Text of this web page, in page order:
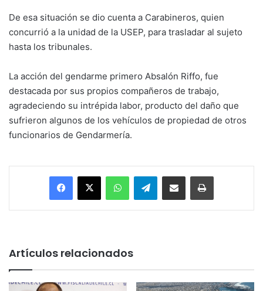
De esa situación se dio cuenta a Carabineros, quien
concurrió a la unidad de la USEP, para trasladar al sujeto
hasta los tribunales.
La acción del gendarme primero Absalón Riffo, fue
destacada por sus propios compañeros de trabajo,
agradeciendo su intrépida labor, producto del daño que
sufrieron algunos de los vehículos de propiedad de otros
funcionarios de Gendarmería.
Facebook
X WhatsAppTelegramEnviar vía email Imprimir
Artículos relacionados